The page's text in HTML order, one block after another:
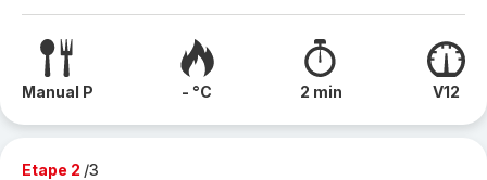
Manual P - °C 2 min V12
Etape 2 /3